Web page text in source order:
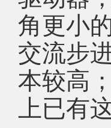
角更小
交流步
本较高
上已有